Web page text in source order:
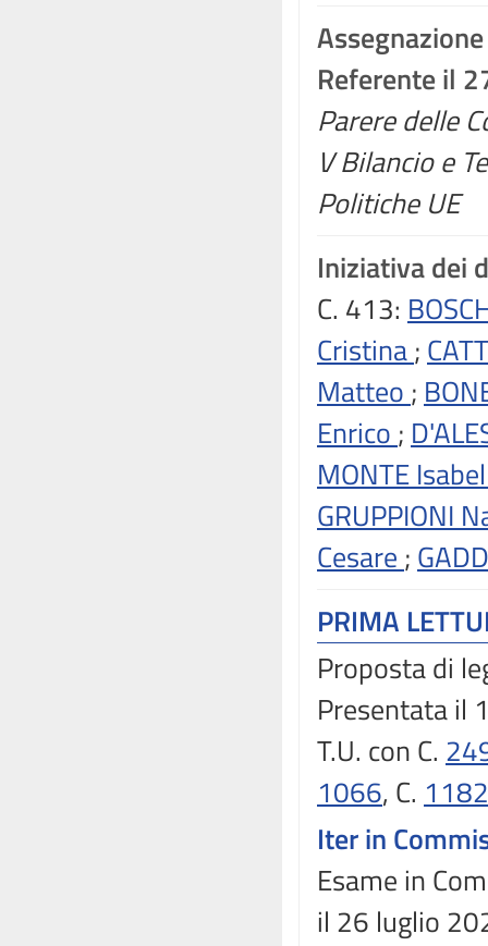
Assegnazione
Referente il
Parere delle
V Bilancio e
Politiche UE
Iniziativa dei
C. 413:
Cristina;
Matteo ;
Enrico ;
MONTE
GRUPPIONI
Cesare ;
PRIMA
Proposta di
Presentata il
T.U. con C.
1066, C. 1182
Iter in
Esame in
il 26 luglio